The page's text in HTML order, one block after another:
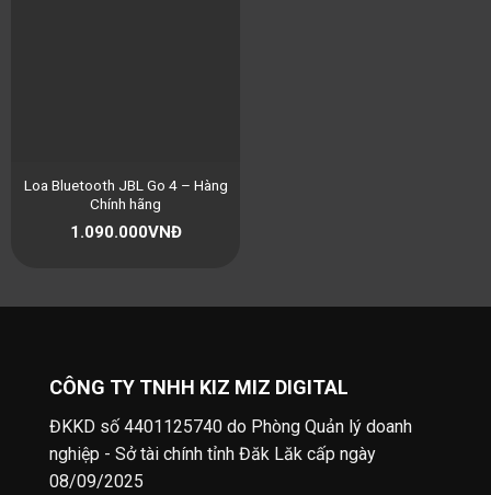
Loa Bluetooth JBL Go 4 – Hàng
Chính hãng
1.090.000VNĐ
CÔNG TY TNHH KIZ MIZ DIGITAL
ĐKKD số 4401125740 do Phòng Quản lý doanh
nghiệp - Sở tài chính tỉnh Đăk Lăk cấp ngày
08/09/2025